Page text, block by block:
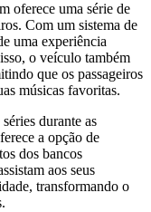
oferece uma série de
Com um sistema de
uma experiência
o veículo também
que os passageiros
músicas favoritas.
durante as
a opção de
dos bancos
aos seus
transformando o